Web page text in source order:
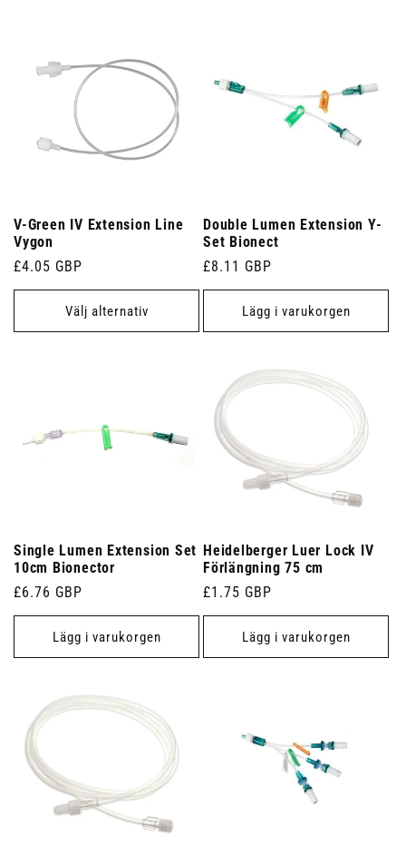
V-Green IV Extension Line
Vygon
Ordinarie
pris
£4.05 GBP
Välj alternativ
Double Lumen Extension Y-
Set Bionect
Ordinarie
pris
£8.11 GBP
Lägg i varukorgen
Single Lumen Extension Set
10cm Bionector
Ordinarie
pris
£6.76 GBP
Lägg i varukorgen
Heidelberger Luer Lock IV
Förlängning 75 cm
Ordinarie
pris
£1.75 GBP
Lägg i varukorgen